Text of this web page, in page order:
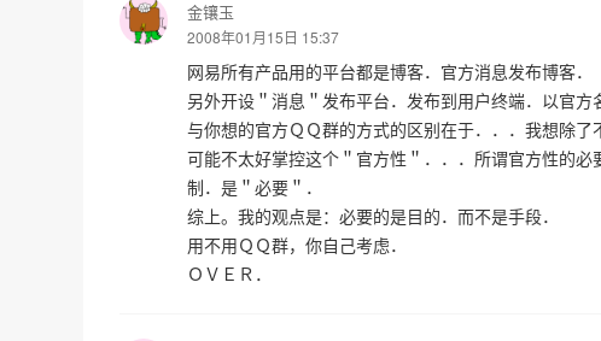
金镶玉
2008年01月15日 15:37
网易所有产品用的平台都是博客．官方消息发布博客．
另外开设＂消息＂发布平台．发布到用户终端．以官方
与你想的官方ＱＱ群的方式的区别在于．．．我想除
可能不太好掌控这个＂官方性＂．．．所谓官方性的
制．是＂必要＂．
综上。我的观点是：必要的是目的．而不是手段．
用不用ＱＱ群，你自己考虑．
ＯＶＥＲ．